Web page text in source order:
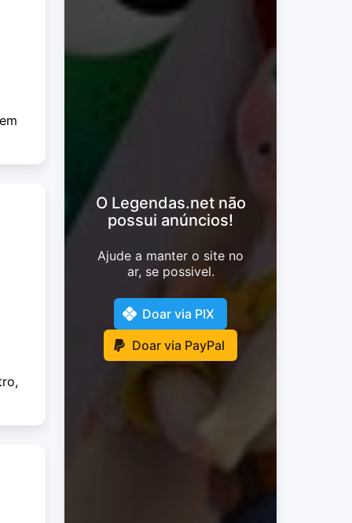
O Legendas.net não
possui anúncios!
Ajude a manter o site no
ar, se possivel.
Doar via PIX
Doar via PayPal